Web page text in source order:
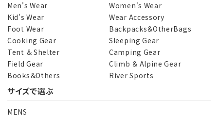
カテゴリー
検索する
Men's Wear
Women's Wear
Kid's Wear
Wear Accessory
Foot Wear
Backpacks＆OtherBags
Cooking Gear
Sleeping Gear
Tent ＆ Shelter
Camping Gear
Field Gear
Climb ＆ Alpine Gear
Books＆Others
River Sports
サイズで選ぶ
MENS